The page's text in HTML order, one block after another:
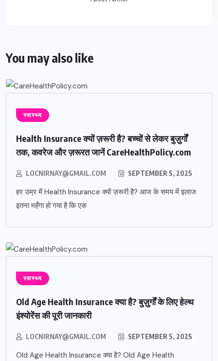
You may also like
स्वास्थ्य
Health Insurance क्यों ज़रूरी है? बच्चों से लेकर बुज़ुर्गों
तक, कवरेज और ज़रूरत जानें CareHealthPolicy.com
LOCNIRNAY@GMAIL.COM SEPTEMBER 5, 2025
हर उम्र में Health Insurance क्यों ज़रूरी है? आज के समय में इलाज
इतना महँगा हो गया है कि एक
स्वास्थ्य
Old Age Health Insurance क्या है? बुज़ुर्गों के लिए हेल्थ
इंश्योरेंस की पूरी जानकारी
LOCNIRNAY@GMAIL.COM SEPTEMBER 5, 2025
Old Age Health Insurance क्या है? Old Age Health